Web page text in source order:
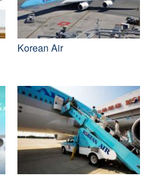
Korean Air